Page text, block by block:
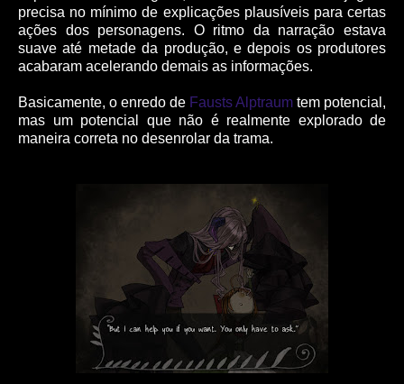
precisa no mínimo de explicações plausíveis para certas
ações dos personagens. O ritmo da narração estava
suave até metade da produção, e depois os produtores
acabaram acelerando demais as informações.
Basicamente, o enredo de Fausts Alptraum tem potencial,
mas um potencial que não é realmente explorado de
maneira correta no desenrolar da trama.